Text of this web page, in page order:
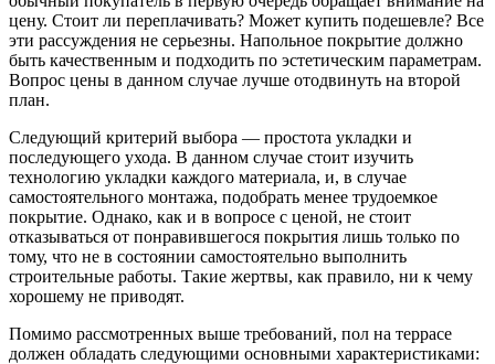
цену. Стоит ли переплачивать? Может купить подешевле? Все
эти рассуждения не серьезны. Напольное покрытие должно
быть качественным и подходить по эстетическим параметрам.
Вопрос цены в данном случае лучше отодвинуть на второй
план.
Следующий критерий выбора — простота укладки и
последующего ухода. В данном случае стоит изучить
технологию укладки каждого материала, и, в случае
самостоятельного монтажа, подобрать менее трудоемкое
покрытие. Однако, как и в вопросе с ценой, не стоит
отказываться от понравившегося покрытия лишь только по
тому, что не в состоянии самостоятельно выполнить
строительные работы. Такие жертвы, как правило, ни к чему
хорошему не приводят.
Помимо рассмотренных выше требований, пол на террасе
должен обладать следующими основными характеристиками: